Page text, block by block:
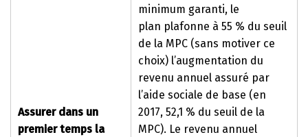
Assurer dans un
premier temps la
minimum garanti, le
plan plafonne à 55 % du seuil
de la MPC (sans motiver ce
choix) l’augmentation du
revenu annuel assuré par
l’aide sociale de base (en
2017, 52,1 % du seuil de la
MPC). Le revenu annuel